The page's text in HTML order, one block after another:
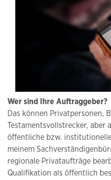
Wer sind Ihre Auftraggeber?
Das können Privatpersonen,
Testamentsvollstrecker, aber
öffentliche bzw.
meinem
regionale Privataufträge
Qualifikation als öffentlich